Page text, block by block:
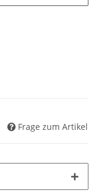
Frage zum Artikel